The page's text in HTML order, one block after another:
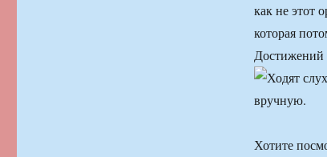
как не этот
которая
Достижений
Хотите